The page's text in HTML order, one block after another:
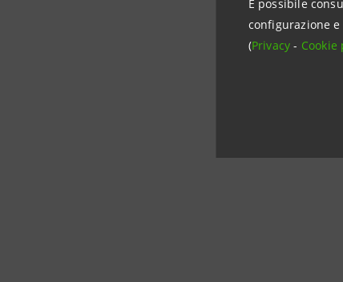
È possibile
configurazione
(Privacy- Cookie
Intesa
tel.